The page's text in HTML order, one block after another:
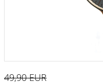
49,90 EUR